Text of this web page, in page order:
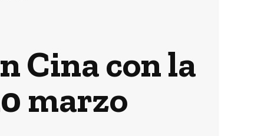
Cina con la
marzo